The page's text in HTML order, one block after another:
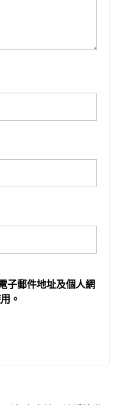
子郵件地址及個人網
。